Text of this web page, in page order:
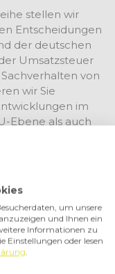
stellen wir
Entscheidungen
der deutschen
Umsatzsteuer
von
wir Sie
im
Ebene als auch
wie man bei
Risiken
kann.
beinhalten.
um unsere
und Ihnen ein
Informationen zu
Einstellungen oder lesen
.